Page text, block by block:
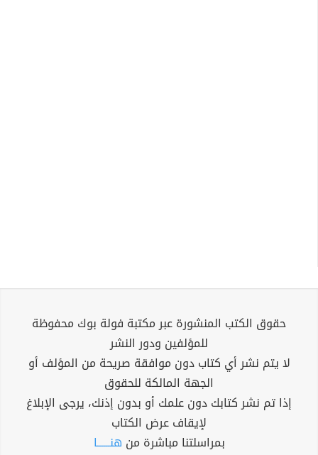
حقوق الكتب المنشورة عبر مكتبة فولة بوك محفوظة
للمؤلفين ودور النشر
لا يتم نشر أي كتاب دون موافقة صريحة من المؤلف أو
الجهة المالكة للحقوق
إذا تم نشر كتابك دون علمك أو بدون إذنك، يرجى الإبلاغ
لإيقاف عرض الكتاب
بمراسلتنا مباشرة من هنــــــا